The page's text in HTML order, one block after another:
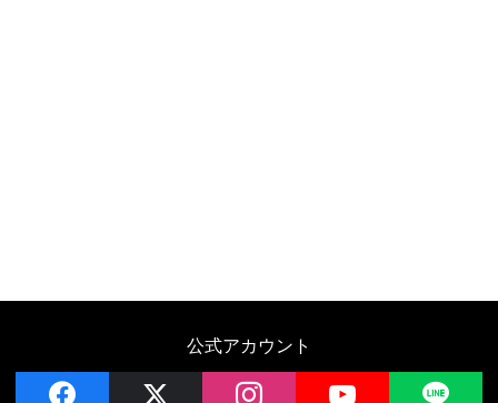
公式アカウント
facebook instagram YouTube